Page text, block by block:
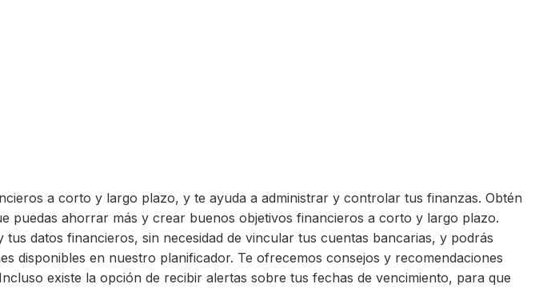
a corto y largo plazo, y te ayuda a administrar y controlar tus finanzas. Obtén
puedas ahorrar más y crear buenos objetivos financieros a corto y largo plazo.
datos financieros, sin necesidad de vincular tus cuentas bancarias, y podrás
disponibles en nuestro planificador. Te ofrecemos consejos y recomendaciones
existe la opción de recibir alertas sobre tus fechas de vencimiento, para que